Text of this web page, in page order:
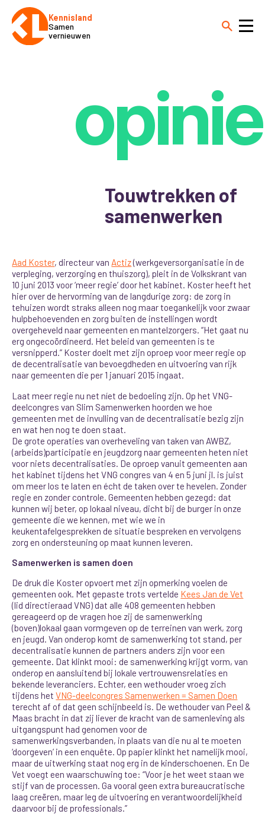
Kennisland
Samen
vernieuwen
opinie
Touwtrekken of
samenwerken
Aad Koster, directeur van Actiz(werkgeversorganisatie in de
verpleging, verzorging en thuiszorg), pleit in de Volkskrant van
10 juni 2013 voor ‘meer regie’ door het kabinet. Koster heeft het
hier over de hervorming van de langdurige zorg: de zorg in
tehuizen wordt straks alleen nog maar toegankelijk voor zwaar
hulpbehoevenden en zorg buiten de instellingen wordt
overgeheveld naar gemeenten en mantelzorgers. “Het gaat nu
erg ongecoördineerd. Het beleid van gemeenten is te
versnipperd.” Koster doelt met zijn oproep voor meer regie op
de decentralisatie van bevoegdheden en uitvoering van rijk
naar gemeenten die per 1 januari 2015 ingaat.
Laat meer regie nu net níet de bedoeling zijn. Op het VNG-
deelcongres van Slim Samenwerken hoorden we hoe
gemeenten met de invulling van de decentralisatie bezig zijn
en wat hen nog te doen staat.
De grote operaties van overheveling van taken van AWBZ,
(arbeids)participatie en jeugdzorg naar gemeenten heten niet
voor niets decentralisaties. De oproep vanuit gemeenten aan
het kabinet tijdens het VNG congres van 4 en 5 juni jl. is juist
om meer los te laten en écht de taken over te hevelen. Zonder
regie en zonder controle. Gemeenten hebben gezegd: dat
kunnen wij beter, op lokaal niveau, dicht bij de burger in onze
gemeente die we kennen, met wie we in
keukentafelgesprekken de situatie bespreken en vervolgens
zorg en ondersteuning op maat kunnen leveren.
Samenwerken is samen doen
De druk die Koster opvoert met zijn opmerking voelen de
gemeenten ook. Met gepaste trots vertelde Kees Jan de Vet
(lid directieraad VNG) dat alle 408 gemeenten hebben
gereageerd op de vragen hoe zij de samenwerking
(boven)lokaal gaan vormgeven op de terreinen van werk, zorg
en jeugd. Van onderop komt de samenwerking tot stand, per
decentralisatie kunnen de partners anders zijn voor een
gemeente. Dat klinkt mooi: de samenwerking krijgt vorm, van
onderop en aansluitend bij lokale vertrouwensrelaties en
bekende leveranciers. Echter, een wethouder vroeg zich
tijdens hetVNG-deelcongres Samenwerken = Samen Doen
terecht af of dat geen schijnbeeld is. De wethouder van Peel &
Maas bracht in dat zij liever de kracht van de samenleving als
uitgangspunt had genomen voor de
samenwerkingsverbanden, in plaats van die nu al te moeten
‘doorgeven’ in een enquête. Op papier klinkt het namelijk mooi,
maar de uitwerking staat nog erg in de kinderschoenen. En De
Vet voegt een waarschuwing toe: “Voor je het weet staan we
stijf van de processen. Ga vooral geen extra bureaucratische
laag creëren, maar leg de uitvoering en verantwoordelijkheid
daarvoor bij de professionals.”